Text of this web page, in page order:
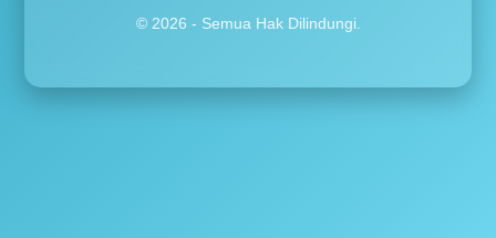
© 2026 - Semua Hak Dilindungi.